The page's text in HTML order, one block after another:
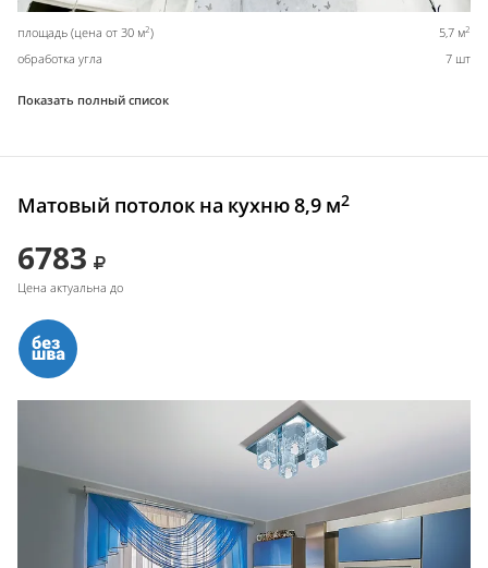
площадь (цена от 30 м2) 5,7 м2
обработка угла 7 шт
Показать полный список
Матовый потолок на кухню 8,9 м2
6783
Цена актуальна до